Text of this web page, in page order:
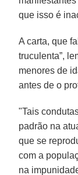
que isso é
A carta, que
truculenta”,
menores de
antes de o
"Tais
padrão na
que se
com a
na